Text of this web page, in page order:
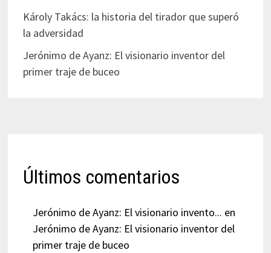
Károly Takács: la historia del tirador que superó
la adversidad
Jerónimo de Ayanz: El visionario inventor del
primer traje de buceo
Últimos comentarios
Jerónimo de Ayanz: El visionario invento... en
Jerónimo de Ayanz: El visionario inventor del
primer traje de buceo